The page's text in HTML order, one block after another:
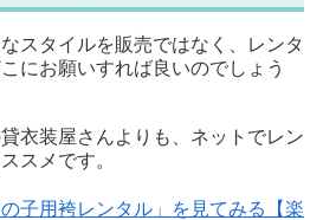
スタイルを販売ではなく、レンタ
にお願いすれば良いのでしょう
衣装屋さんよりも、ネットでレン
スメです。
の子用袴レンタル」を見てみる【楽